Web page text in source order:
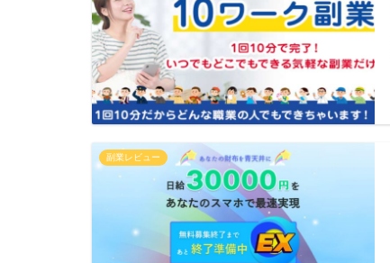
副業レビュー